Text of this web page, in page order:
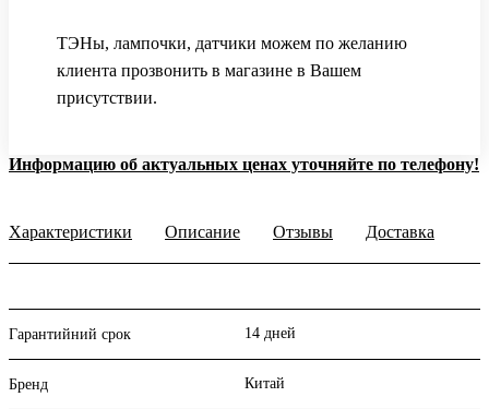
ТЭНы, лампочки, датчики можем по желанию
клиента прозвонить в магазине в Вашем
присутствии.
Информацию об актуальных ценах уточняйте по телефону!
Характеристики Описание Отзывы Доставка
Гарантийний срок 14 дней
Бренд Китай